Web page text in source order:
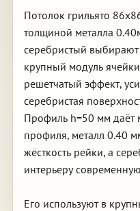
Потолок грильято
толщиной металла
серебристый
крупный модуль
решетчатый эффект,
серебристая
Профиль h=50 мм даёт
профиля, металл 0.40
жёсткость рейки, а
интерьеру
Его используют в